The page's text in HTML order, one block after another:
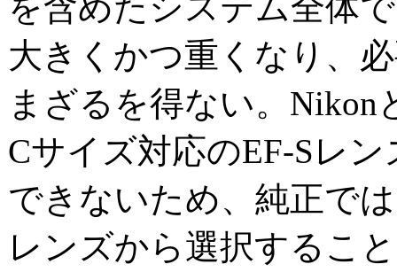
大きくかつ重くなり、
まざるを得ない。Nikon
Cサイズ対応のEF-Sレ
できないため、純正で
レンズから選択するこ